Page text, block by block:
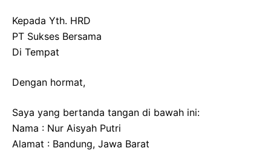
Kepada Yth. HRD
PT Sukses Bersama
Di Tempat
Dengan hormat,
Saya yang bertanda tangan di bawah ini:
Nama : Nur Aisyah Putri
Alamat : Bandung, Jawa Barat